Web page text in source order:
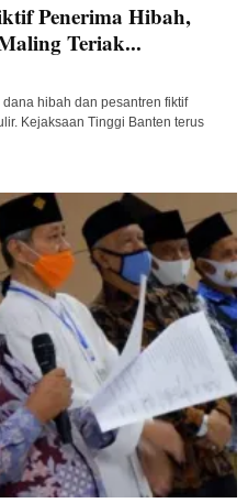
Penerima Hibah,
Teriak...
hibah dan pesantren fiktif
Kejaksaan Tinggi Banten terus